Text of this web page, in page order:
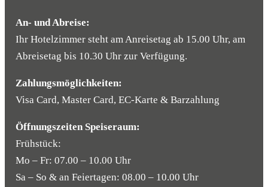
An- und Abreise:
Ihr Hotelzimmer steht am Anreisetag ab 15.00 Uhr, am
Abreisetag bis 10.30 Uhr zur Verfügung.
Zahlungsmöglichkeiten:
Visa Card, Master Card, EC-Karte & Barzahlung
Öffnungszeiten Speiseraum:
Frühstück:
Mo – Fr: 07.00 – 10.00 Uhr
Sa – So & an Feiertagen: 08.00 – 10.00 Uhr